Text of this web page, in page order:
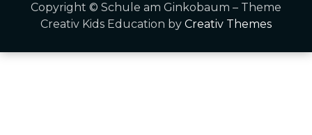
Copyright © Schule am Ginkobaum – Theme
Creativ Kids Education by Creativ Themes